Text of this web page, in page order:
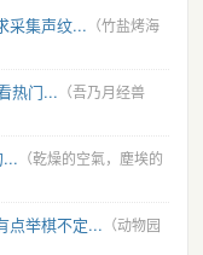
采集声纹... （竹盐烤海
热门... （吾乃月经兽
... （乾燥的空氣，塵埃的
点举棋不定... （动物园